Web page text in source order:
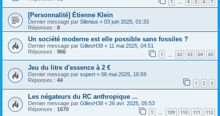
1 … 4 5 6 7
[Personnalité] Étienne Klein
Dernier message par Silenius « 03 juin 2025, 01:33
Réponses : 8
Un société moderne est elle possible sans fossiles ?
Dernier message par GillesH38 « 11 mai 2025, 04:51
Réponses : 966 1 62 63 64 65
Jeu du litre d'essence à 2 €
Dernier message par supert « 06 mai 2025, 16:59
Réponses : 44 1 2 3
Les négateurs du RC anthropique ...
Dernier message par GillesH38 « 26 avr. 2025, 05:53
Réponses : 1670 1 … 109 110 111 112